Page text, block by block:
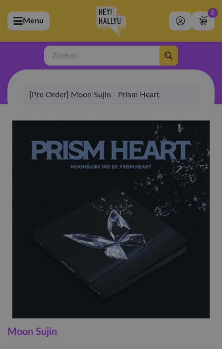
(Artiesten)
(Merchandise)
(Exclusive)
(Winkel)
Menu
0
Zoeken
[Pre Order] Moon Sujin - Prism Heart
Moon Sujin